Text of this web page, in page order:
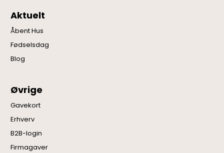
Aktuelt
Åbent Hus
Fødselsdag
Blog
Øvrige
Gavekort
Erhverv
B2B-login
Firmagaver